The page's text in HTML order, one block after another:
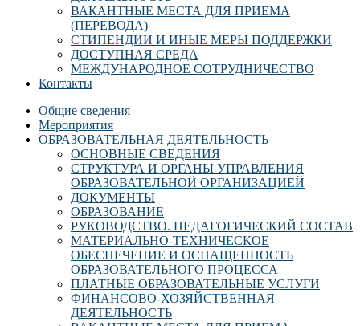
ВАКАНТНЫЕ МЕСТА ДЛЯ ПРИЕМА
(ПЕРЕВОДА)
СТИПЕНДИИ И ИНЫЕ МЕРЫ ПОДДЕРЖКИ
ДОСТУПНАЯ СРЕДА
МЕЖДУНАРОДНОЕ СОТРУДНИЧЕСТВО
Контакты
Общие сведения
Мероприятия
ОБРАЗОВАТЕЛЬНАЯ ДЕЯТЕЛЬНОСТЬ
ОСНОВНЫЕ СВЕДЕНИЯ
СТРУКТУРА И ОРГАНЫ УПРАВЛЕНИЯ
ОБРАЗОВАТЕЛЬНОЙ ОРГАНИЗАЦИЕЙ
ДОКУМЕНТЫ
ОБРАЗОВАНИЕ
РУКОВОДСТВО. ПЕДАГОГИЧЕСКИЙ СОСТАВ
МАТЕРИАЛЬНО-ТЕХНИЧЕСКОЕ
ОБЕСПЕЧЕНИЕ И ОСНАЩЕННОСТЬ
ОБРАЗОВАТЕЛЬНОГО ПРОЦЕССА
ПЛАТНЫЕ ОБРАЗОВАТЕЛЬНЫЕ УСЛУГИ
ФИНАНСОВО-ХОЗЯЙСТВЕННАЯ
ДЕЯТЕЛЬНОСТЬ